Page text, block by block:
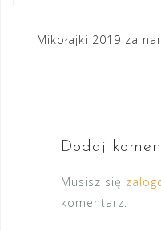
Nawigacja
Mikołajki 2019 za
Dodaj
Musisz się
komentarz.